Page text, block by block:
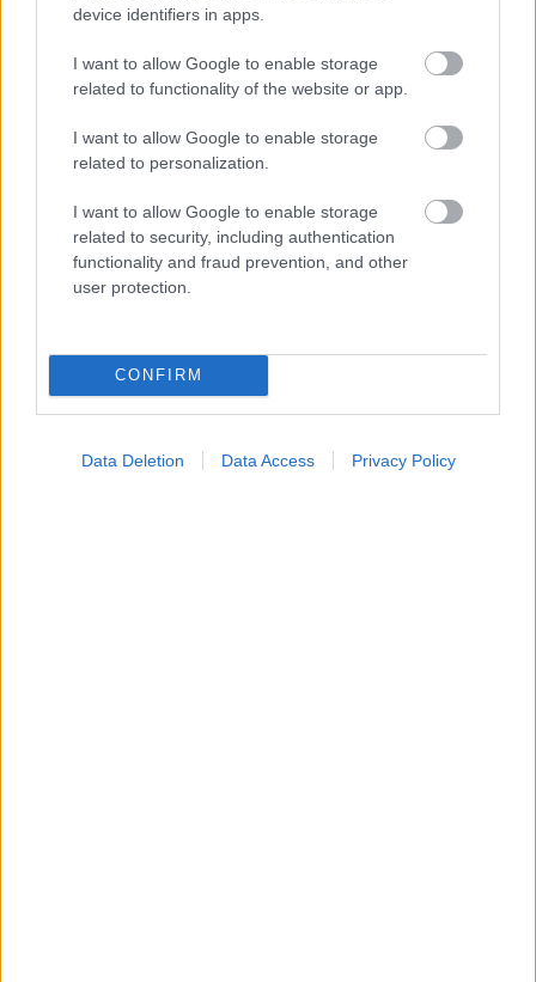
device identifiers in apps.
I want to allow Google to enable storage
related to functionality of the website or app.
I want to allow Google to enable storage
related to personalization.
I want to allow Google to enable storage
related to security, including authentication
functionality and fraud prevention, and other
user protection.
CONFIRM
Data Deletion Data Access Privacy Policy
με το πέρασμα του χρόνου